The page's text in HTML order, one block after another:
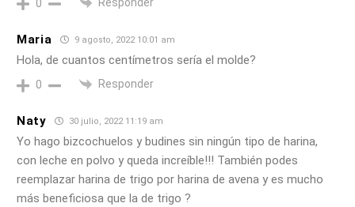
0
Maria 9 agosto, 2022 10:01 am
Hola, de cuantos centímetros sería el molde?
0 Responder
Naty 30 julio, 2022 11:19 am
Yo hago bizcochuelos y budines sin ningún tipo de harina,
con leche en polvo y queda increíble!!! También podes
reemplazar harina de trigo por harina de avena y es mucho
más beneficiosa que la de trigo ?